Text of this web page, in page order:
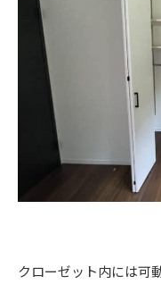
クローゼット内には可